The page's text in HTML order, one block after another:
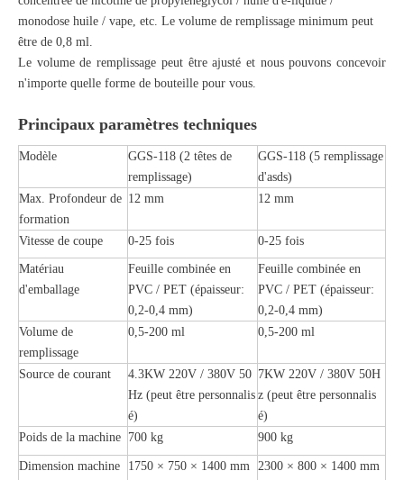
monodose huile / vape, etc. Le volume de remplissage minimum peut
être de 0,8 ml.
Le volume de remplissage peut être ajusté et nous pouvons concevoir
n'importe quelle forme de bouteille pour vous.
Principaux paramètres techniques
Modèle
GGS-118 (2 têtes de
remplissage)
GGS-118 (5 remplissage
d'asds)
Max. Profondeur de
formation
12 mm 12 mm
Vitesse de coupe 0-25 fois 0-25 fois
Matériau
d'emballage
Feuille combinée en
PVC / PET (épaisseur:
0,2-0,4 mm)
Feuille combinée en
PVC / PET (épaisseur:
0,2-0,4 mm)
Volume de
remplissage
0,5-200 ml 0,5-200 ml
Source de courant
4.3KW 220V / 380V 50
Hz (peut être personnalis
é)
7KW 220V / 380V 50H
z (peut être personnalis
é)
Poids de la machine 700 kg 900 kg
Dimension machine 1750 × 750 × 1400 mm 2300 × 800 × 1400 mm